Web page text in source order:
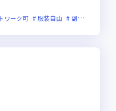
ワーク可 服装自由 副業可